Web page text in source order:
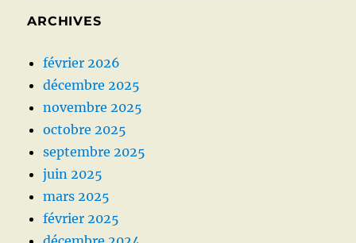
ARCHIVES
février 2026
décembre 2025
novembre 2025
octobre 2025
septembre 2025
juin 2025
mars 2025
février 2025